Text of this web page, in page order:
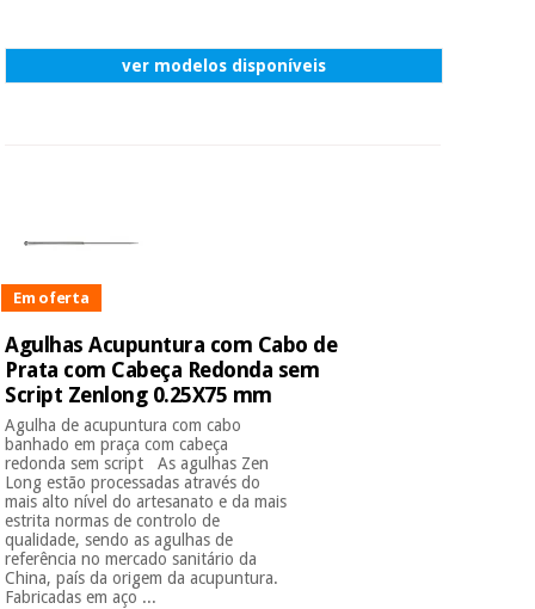
ver modelos disponíveis
Em oferta
Agulhas Acupuntura com Cabo de
Prata com Cabeça Redonda sem
Script Zenlong 0.25X75 mm
Agulha de acupuntura com cabo
banhado em praça com cabeça
redonda sem script As agulhas Zen
Long estão processadas através do
mais alto nível do artesanato e da mais
estrita normas de controlo de
qualidade, sendo as agulhas de
referência no mercado sanitário da
China, país da origem da acupuntura.
Fabricadas em aço ...